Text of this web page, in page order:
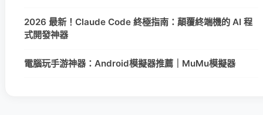
2026 最新！Claude Code 終極指南：顛覆終端機的 AI 程
式開發神器
電腦玩手游神器：Android模擬器推薦｜MuMu模擬器